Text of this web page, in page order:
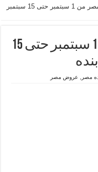
عروض بنده مصر من 1 سبتمبر حتى 15 سبتمبر
عروض بنده مصر من 1 سبتمبر حتى 15
مصر عروض مصر